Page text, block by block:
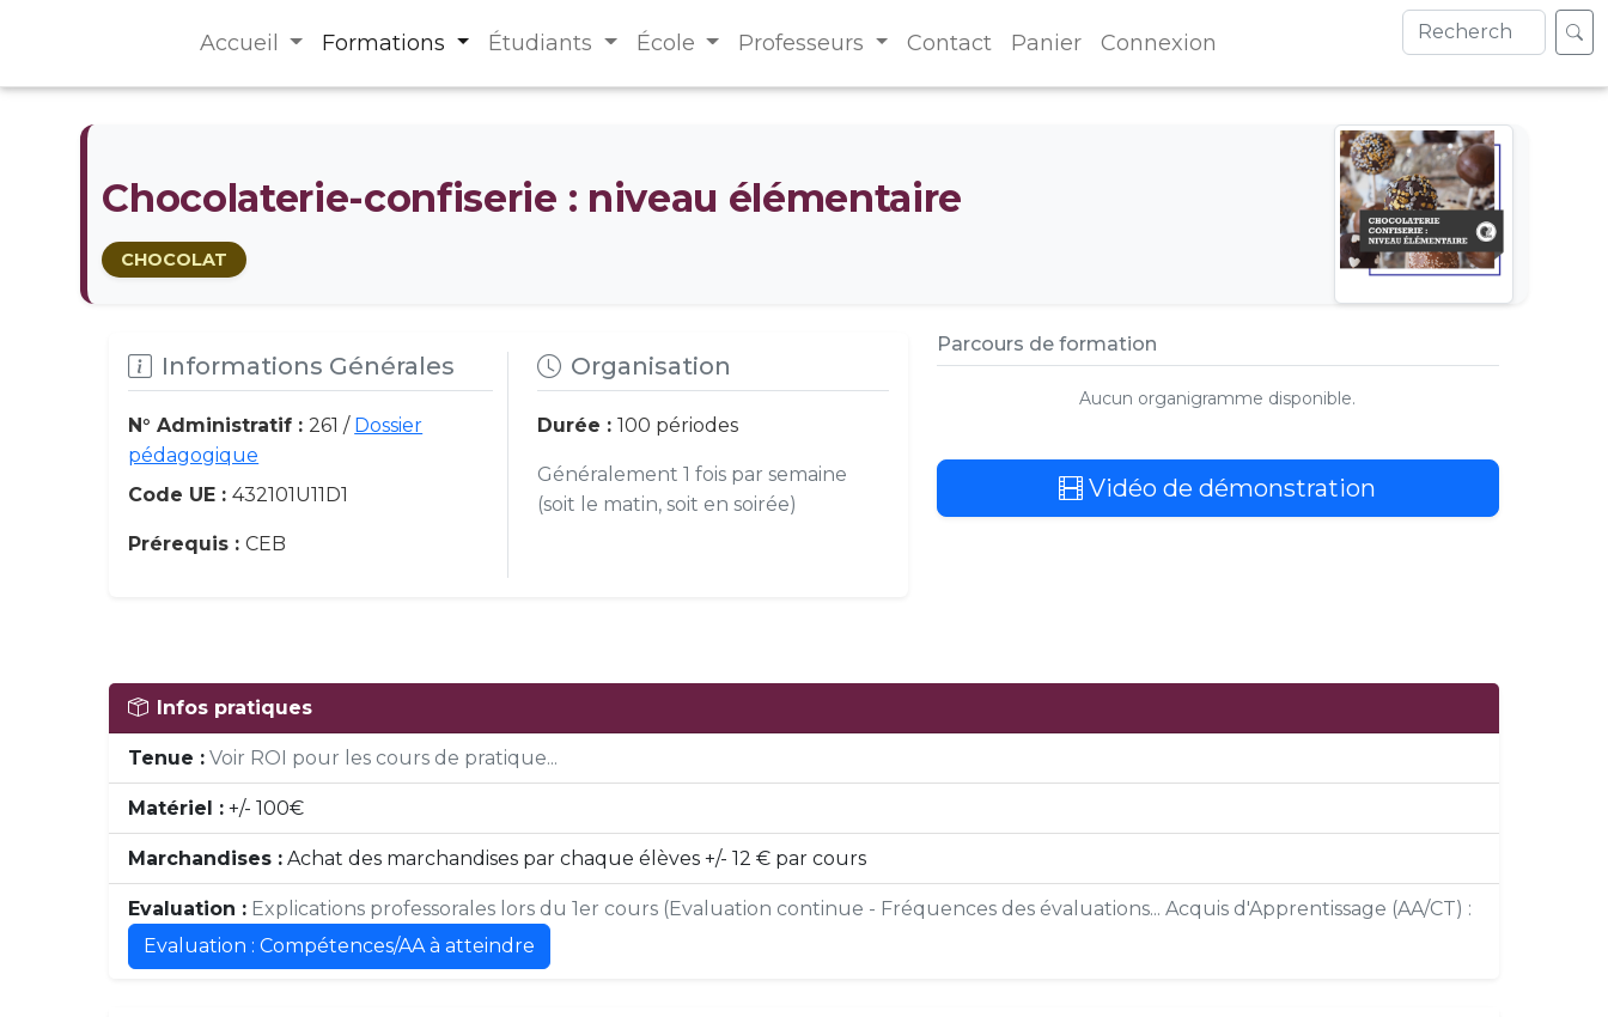
Accueil Formations Étudiants École Professeurs Contact Panier Connexion
Chocolaterie-confiserie : niveau élémentaire
CHOCOLAT
Informations Générales
N° Administratif :261 / Dossier
pédagogique
Code UE :432101U11D1
Prérequis :CEB
Organisation
Durée : 100 périodes
Généralement 1 fois par semaine
(soit le matin, soit en soirée)
Parcours de formation
Aucun organigramme disponible.
Vidéo de démonstration
Infos pratiques
Tenue : Voir ROI pour les cours de pratique...
Matériel : +/- 100€
Marchandises : Achat des marchandises par chaque élèves +/- 12 € par cours
Evaluation : Explications professorales lors du 1er cours (Evaluation continue - Fréquences des évaluations... Acquis d'Apprentissage (AA/CT) :
Evaluation : Compétences/AA à atteindre